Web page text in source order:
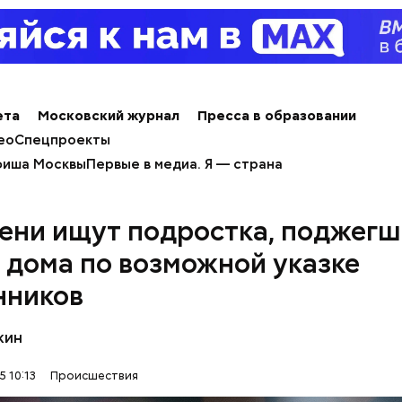
Московский журнал
Пресса в образовании
Спецпроекты
МосквыПервые в медиа. Я — страна
ищут подростка,
по возможной указке
10:13 Происшествия
был жертвой Миссюры
Тогда неизвестный несколько раз
из травматического пистолета, а боецоткрыл